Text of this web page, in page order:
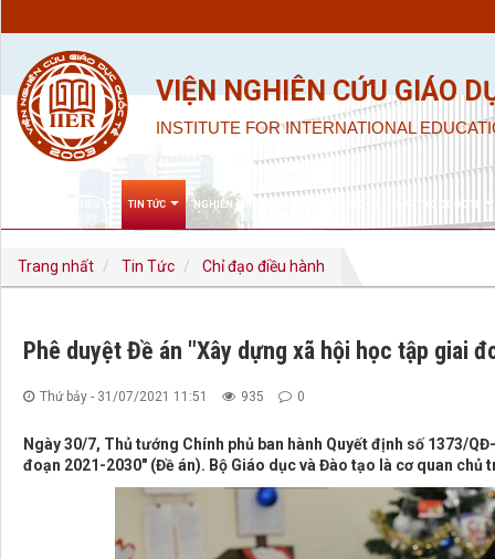
VIỆN NGHIÊN CỨU GIÁO
INSTITUTE FOR INTERNATIONAL
TIN TỨC NGHIÊN CỨU KHOA HỌC & ĐÀO TẠO HỢP TÁC QUỐC TẾ
Trang nhất Tin Tức Chỉ đạo điều hành
Phê duyệt Đề án "Xây dựng xã hội học tập giai
Thứ bảy - 31/07/2021 11:51 935 0
Ngày 30/7, Thủ tướng Chính phủ ban hành Quyết định số 1373/
đoạn 2021-2030" (Đề án). Bộ Giáo dục và Đào tạo là cơ quan chủ